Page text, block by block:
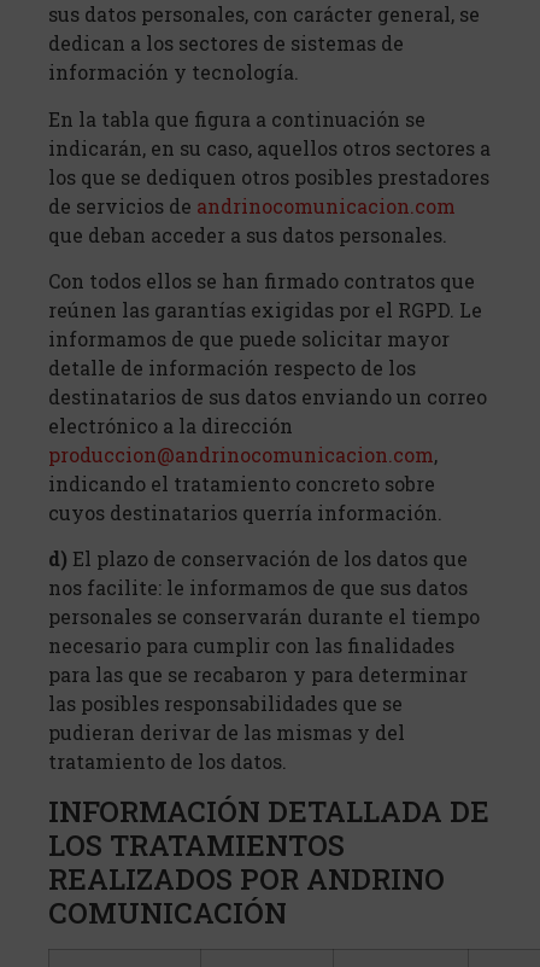
sus datos personales, con carácter general, se
dedican a los sectores de sistemas de
información y tecnología.
En la tabla que figura a continuación se
indicarán, en su caso, aquellos otros sectores a
los que se dediquen otros posibles prestadores
de servicios de andrinocomunicacion.com
que deban acceder a sus datos personales.
Con todos ellos se han firmado contratos que
reúnen las garantías exigidas por el RGPD. Le
informamos de que puede solicitar mayor
detalle de información respecto de los
destinatarios de sus datos enviando un correo
electrónico a la dirección
produccion@andrinocomunicacion.com,
indicando el tratamiento concreto sobre
cuyos destinatarios querría información.
d) El plazo de conservación de los datos que
nos facilite: le informamos de que sus datos
personales se conservarán durante el tiempo
necesario para cumplir con las finalidades
para las que se recabaron y para determinar
las posibles responsabilidades que se
pudieran derivar de las mismas y del
tratamiento de los datos.
INFORMACIÓN DETALLADA DE
LOS TRATAMIENTOS
REALIZADOS POR ANDRINO
COMUNICACIÓN